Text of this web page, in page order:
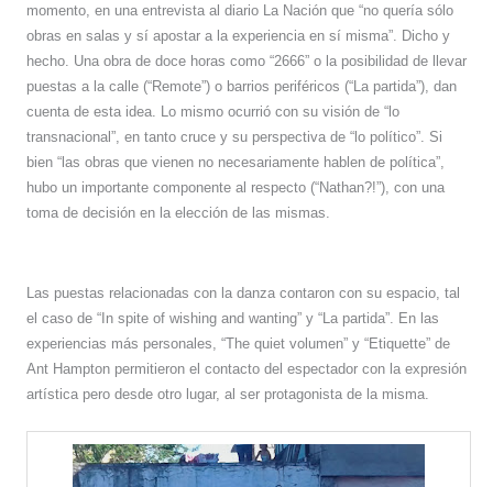
momento, en una entrevista al diario La Nación que “no quería sólo
obras en salas y sí apostar a la experiencia en sí misma”. Dicho y
hecho. Una obra de doce horas como “2666” o la posibilidad de llevar
puestas a la calle (“Remote”) o barrios periféricos (“La partida”), dan
cuenta de esta idea. Lo mismo ocurrió con su visión de “lo
transnacional”, en tanto cruce y su perspectiva de “lo político”. Si
bien “las obras que vienen no necesariamente hablen de política”,
hubo un importante componente al respecto (“Nathan?!”), con una
toma de decisión en la elección de las mismas.
Las puestas relacionadas con la danza contaron con su espacio, tal
el caso de “In spite of wishing and wanting” y “La partida”. En las
experiencias más personales, “The quiet volumen” y “Etiquette” de
Ant Hampton permitieron el contacto del espectador con la expresión
artística pero desde otro lugar, al ser protagonista de la misma.